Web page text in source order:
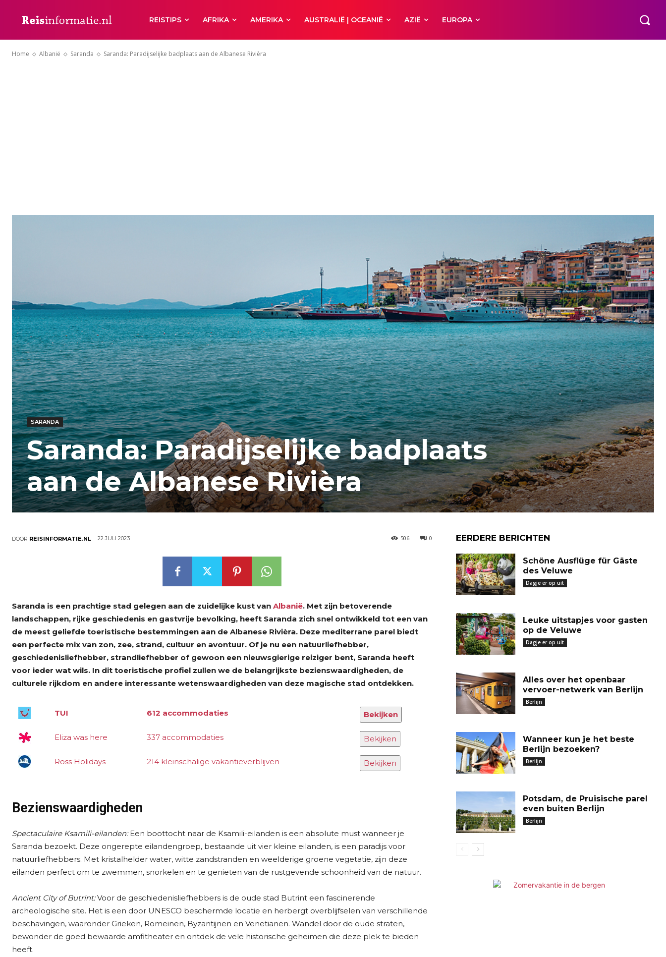
REISTIPS AFRIKA AMERIKA AUSTRALIË | OCEANIË AZIË EUROPA
Home Albanië Saranda Saranda: Paradijselijke badplaats aan de Albanese Rivièra
SARANDA
Saranda: Paradijselijke badplaats
aan de Albanese Rivièra
DOOR REISINFORMATIE.NL 22 JULI 2023 0
506
Saranda is een prachtige stad gelegen aan de zuidelijke kust van Albanië. Met zijn betoverende
landschappen, rijke geschiedenis en gastvrije bevolking, heeft Saranda zich snel ontwikkeld tot een van
de meest geliefde toeristische bestemmingen aan de Albanese Rivièra. Deze mediterrane parel biedt
een perfecte mix van zon, zee, strand, cultuur en avontuur. Of je nu een natuurliefhebber,
geschiedenisliefhebber, strandliefhebber of gewoon een nieuwsgierige reiziger bent, Saranda heeft
voor ieder wat wils. In dit toeristische profiel zullen we de belangrijkste bezienswaardigheden, de
culturele rijkdom en andere interessante wetenswaardigheden van deze magische stad ontdekken.
TUI 612 accommodaties Bekijken
Eliza was here 337 accommodaties Bekijken
Ross Holidays 214 kleinschalige vakantieverblijven Bekijken
Bezienswaardigheden
Spectaculaire Ksamili-eilanden:Een boottocht naar de Ksamili-eilanden is een absolute must wanneer je
Saranda bezoekt. Deze ongerepte eilandengroep, bestaande uit vier kleine eilanden, is een paradijs voor
natuurliefhebbers. Met kristalhelder water, witte zandstranden en weelderige groene vegetatie, zijn deze
eilanden perfect om te zwemmen, snorkelen en te genieten van de rustgevende schoonheid van de natuur.
Ancient City of Butrint:Voor de geschiedenisliefhebbers is de oude stad Butrint een fascinerende
archeologische site. Het is een door UNESCO beschermde locatie en herbergt overblijfselen van verschillende
beschavingen, waaronder Grieken, Romeinen, Byzantijnen en Venetianen. Wandel door de oude straten,
bewonder de goed bewaarde amfitheater en ontdek de vele historische geheimen die deze plek te bieden
heeft.
EERDERE BERICHTEN
Schöne Ausflüge für Gäste
des Veluwe
Dagje er op uit
Leuke uitstapjes voor gasten
op de Veluwe
Dagje er op uit
Alles over het openbaar
vervoer-netwerk van Berlijn
Berlijn
Wanneer kun je het beste
Berlijn bezoeken?
Berlijn
Potsdam, de Pruisische parel
even buiten Berlijn
Berlijn